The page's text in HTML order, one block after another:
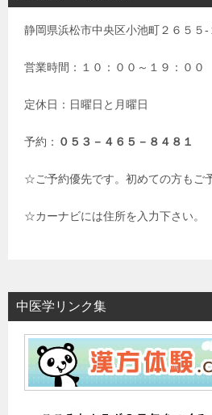
静岡県浜松市中央区小池町２６５５-
営業時間：１０：００～１９：００
定休日：日曜日と月曜日
予約： ０５３－４６５－８４８１
☆ご予約優先です。初めての方もご
☆カーナビには住所を入力下さい。
中医学リンク集